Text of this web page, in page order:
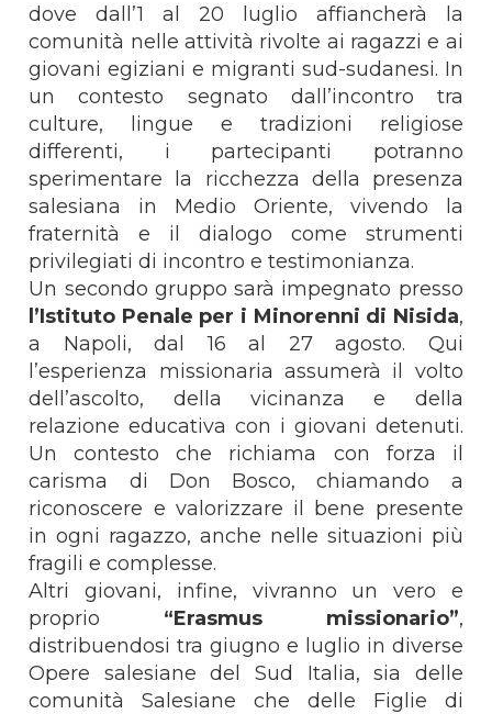
dove dall’1 al 20 luglio affiancherà la
comunità nelle attività rivolte ai ragazzi e ai
giovani egiziani e migranti sud-sudanesi. In
un contesto segnato dall’incontro tra
culture, lingue e tradizioni religiose
differenti, i partecipanti potranno
sperimentare la ricchezza della presenza
salesiana in Medio Oriente, vivendo la
fraternità e il dialogo come strumenti
privilegiati di incontro e testimonianza.
Un secondo gruppo sarà impegnato presso
l’Istituto Penale per i Minorenni di Nisida,
a Napoli, dal 16 al 27 agosto. Qui
l’esperienza missionaria assumerà il volto
dell’ascolto, della vicinanza e della
relazione educativa con i giovani detenuti.
Un contesto che richiama con forza il
carisma di Don Bosco, chiamando a
riconoscere e valorizzare il bene presente
in ogni ragazzo, anche nelle situazioni più
fragili e complesse.
Altri giovani, infine, vivranno un vero e
proprio “Erasmus missionario”,
distribuendosi tra giugno e luglio in diverse
Opere salesiane del Sud Italia, sia delle
comunità Salesiane che delle Figlie di